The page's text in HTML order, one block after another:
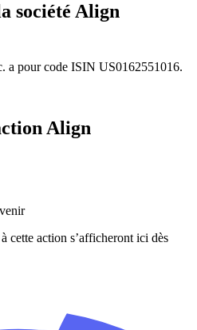
société Align
a pour code ISIN US0162551016.
Align
cette action s’afficheront ici dès